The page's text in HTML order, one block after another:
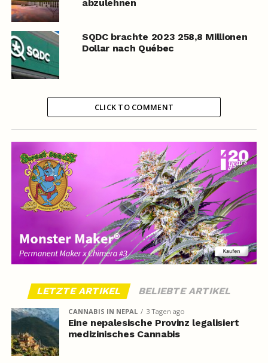
abzulehnen
SQDC brachte 2023 258,8 Millionen
Dollar nach Québec
CLICK TO COMMENT
LETZTE ARTIKEL BELIEBTE ARTIKEL
CANNABIS IN NEPAL 3 Tagen ago
Eine nepalesische Provinz legalisiert
medizinisches Cannabis